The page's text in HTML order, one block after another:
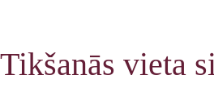
Tikšanās vieta